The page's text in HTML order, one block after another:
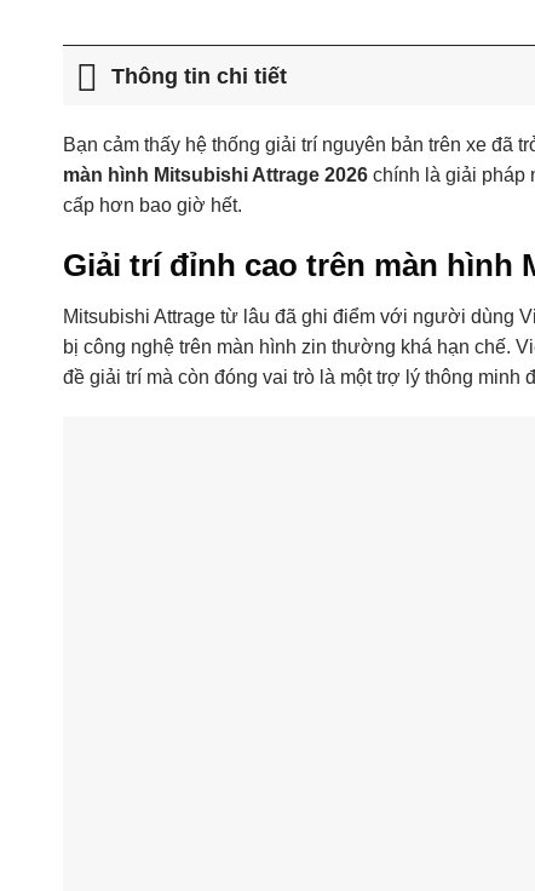
Thông tin chi tiết
Bạn cảm thấy hệ thống giải trí nguyên bản trên xe đã
màn hình Mitsubishi Attrage 2026 chính là giải pháp
cấp hơn bao giờ hết.
Giải trí đỉnh cao trên màn hình
Mitsubishi Attrage từ lâu đã ghi điểm với người dùng
bị công nghệ trên màn hình zin thường khá hạn chế.
đề giải trí mà còn đóng vai trò là một trợ lý thông minh